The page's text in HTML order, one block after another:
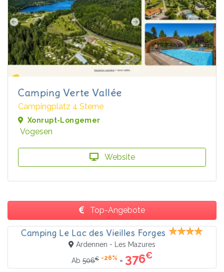
Camping Verte Vallée
Campingplatz 4 Sterne
Xonrupt-Longemer
Vogesen
Website
Top-Angebote
Camping Le Lac des Vieilles Forges
Ardennen - Les Mazures
Ab 506€ -26% = 376€